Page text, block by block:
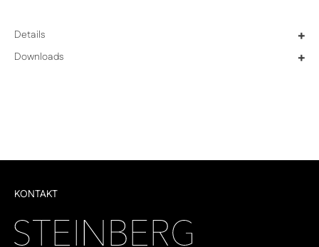
Details +
Downloads +
KONTAKT